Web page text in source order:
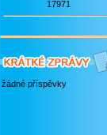
17971
žádné příspěvky